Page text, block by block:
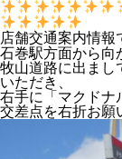
店舗交通案内情報
石巻駅方面から向
牧山道路に出まし
いただき、
右手に「マクドナ
交差点を右折お願